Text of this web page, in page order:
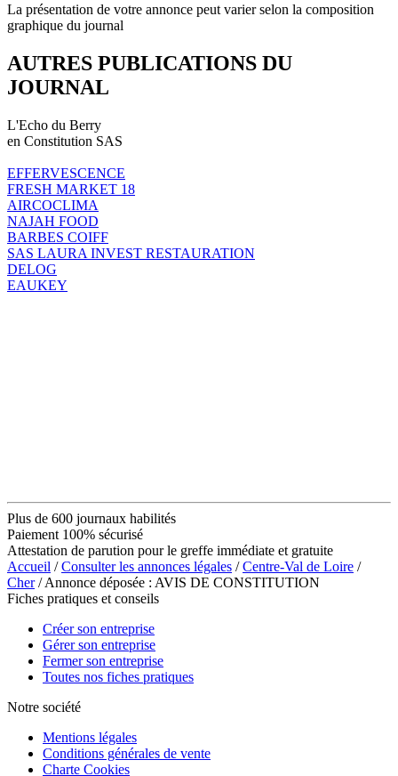
La présentation de votre annonce peut varier selon la composition
graphique du journal
AUTRES PUBLICATIONS DU
JOURNAL
L'Echo du Berry
en Constitution SAS
EFFERVESCENCE
FRESH MARKET 18
AIRCOCLIMA
NAJAH FOOD
BARBES COIFF
SAS LAURA INVEST RESTAURATION
DELOG
EAUKEY
Plus de 600 journaux habilités
Paiement 100% sécurisé
Attestation de parution pour le greffe immédiate et gratuite
Accueil /Consulter les annonces légales /Centre-Val de Loire /
Cher/ Annonce déposée : AVIS DE CONSTITUTION
Fiches pratiques et conseils
Créer son entreprise
Gérer son entreprise
Fermer son entreprise
Toutes nos fiches pratiques
Notre société
Mentions légales
Conditions générales de vente
Charte Cookies